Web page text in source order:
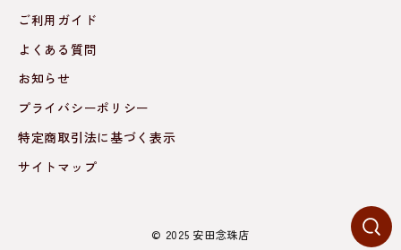
ご利用ガイド
よくある質問
お知らせ
プライバシーポリシー
特定商取引法に基づく表示
サイトマップ
© 2025 安田念珠店